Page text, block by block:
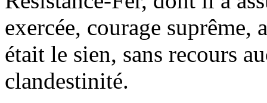
exercée, courage
était le sien, sans recours
clandestinité.